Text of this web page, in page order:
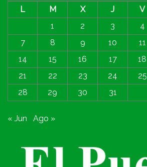
L
M X J V
1
2 3 4
7
8 9 10 11
14
15 16 17 18
21
22 23 24 25
28
29 30 31
« Jun Ago »